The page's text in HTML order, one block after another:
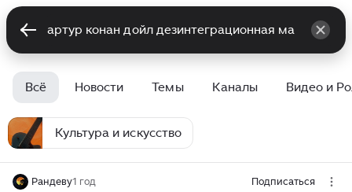
Всё Новости Темы Каналы Видео и
Культура и искусство
Рандеву1 год Подписаться